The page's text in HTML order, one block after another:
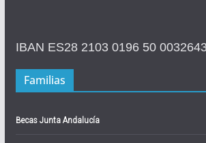
IBAN ES28 2103 0196 50
Familias
Becas Junta Andalucía